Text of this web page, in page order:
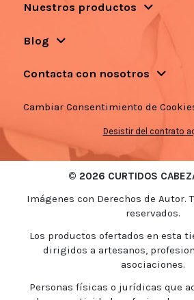
Nuestros productos
Blog
Contacta con nosotros
Cambiar Consentimiento de
Desistir del contrato
© 2026 CURTIDOS
Imágenes con Derechos de Autor.
reservados.
Los productos ofertados en esta
dirigidos a artesanos,
asociaciones.
Personas físicas o jurídicas que